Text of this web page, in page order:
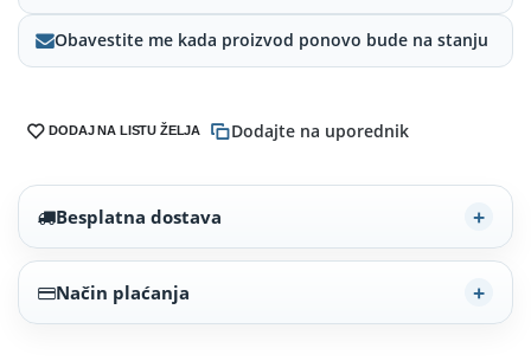
Obavestite me kada proizvod ponovo bude na stanju
DODAJ NA LISTU ŽELJA Dodajte na uporednik
Besplatna dostava
Način plaćanja